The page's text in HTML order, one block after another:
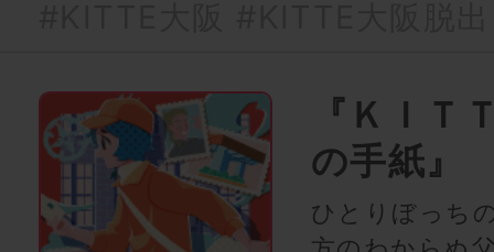
『ＫＩＴ
の手紙』
ひとりぼっち